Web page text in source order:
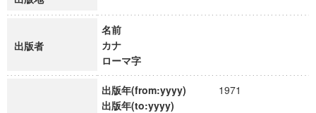
出版者
名前
カナ
ローマ字
出版年(from:yyyy)
1971
出版年(to:yyyy)